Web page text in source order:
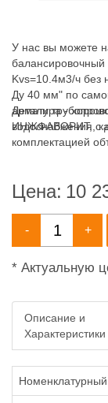
У нас вы можете
Kvs=10.4м3/ч без
Ду 40 мм" по
арматура -
водоснабжения,
комплектацией
широкий
Детали
ИНЖФАВОРИТ, с
Цена: 10
- +
* Актуальную
Описание и
Характеристики